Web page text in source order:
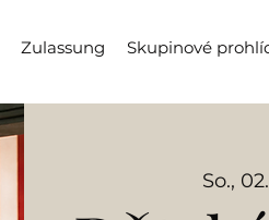
Zulassung Skupinové
So.,